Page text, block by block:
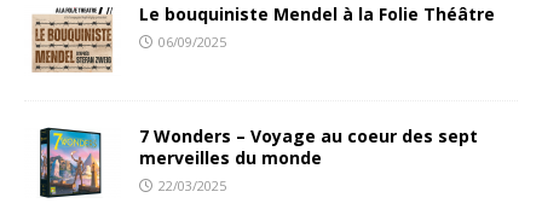
Le bouquiniste Mendel à la Folie Théâtre
06/09/2025
7 Wonders – Voyage au coeur des sept
merveilles du monde
22/03/2025